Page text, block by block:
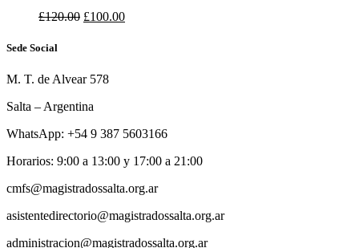
£120.00 £100.00
Sede Social
M. T. de Alvear 578
Salta – Argentina
WhatsApp: +54 9 387 5603166
Horarios: 9:00 a 13:00 y 17:00 a 21:00
cmfs@magistradossalta.org.ar
asistentedirectorio@magistradossalta.org.ar
administracion@magistradossalta.org.ar